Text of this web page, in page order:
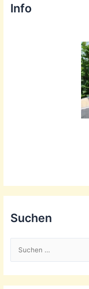
Info
Suchen
h